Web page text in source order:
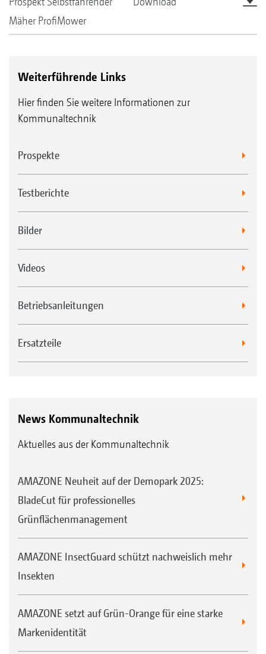
Mäher ProfiMower
Weiterführende Links
Hier finden Sie weitere Informationen zur
Kommunaltechnik
Prospekte
Testberichte
Bilder
Videos
Betriebsanleitungen
Ersatzteile
News Kommunaltechnik
Aktuelles aus der Kommunaltechnik
AMAZONE Neuheit auf der Demopark 2025:
BladeCut für professionelles
Grünflächenmanagement
AMAZONE InsectGuard schützt nachweislich mehr
Insekten
AMAZONE setzt auf Grün-Orange für eine starke
Markenidentität